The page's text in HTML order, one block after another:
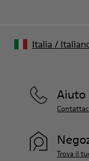
Aiuto
Trova il
Italia /